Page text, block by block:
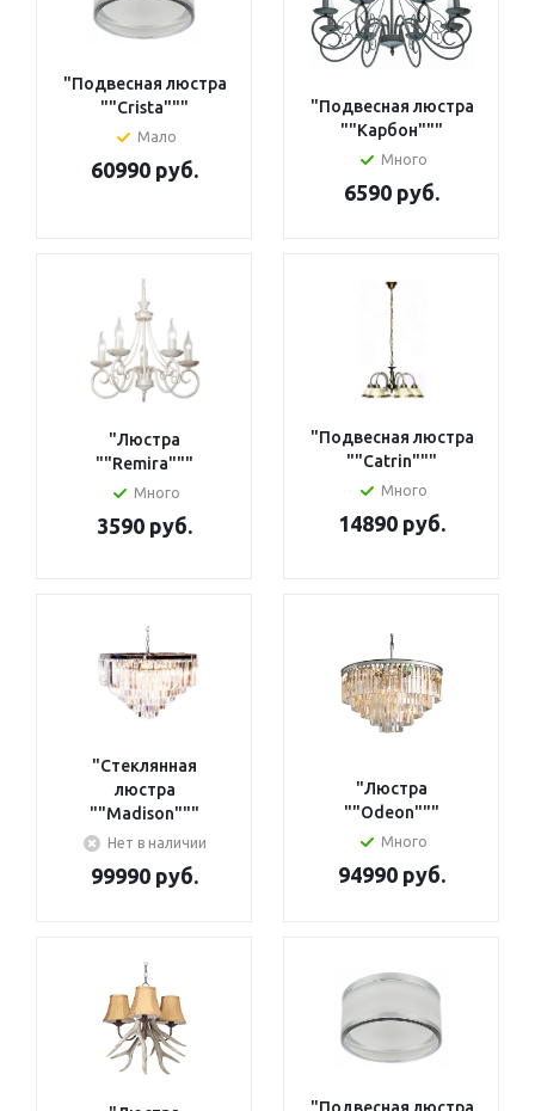
"Подвесная люстра
""Crista"""
Мало
60990 руб.
"Подвесная люстра
""Карбон"""
Много
6590 руб.
"Люстра
""Remira"""
Много
3590 руб.
"Подвесная люстра
""Catrin"""
Много
14890 руб.
"Стеклянная
люстра
""Madison"""
Нет в наличии
99990 руб.
"Люстра
""Odeon"""
Много
94990 руб.